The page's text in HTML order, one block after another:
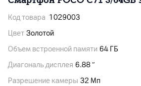
Код товара 1029003
Цвет Золотой
Объем встроенной памяти 64 ГБ
Диагональ дисплея 6.88 ″
Разрешение камеры 32 Мп